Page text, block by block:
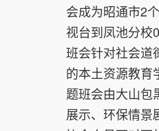
会成为昭通市2
视台到凤池分校
班会针对社会道
的本土资源教育
题班会由大山包
展示、环保情景